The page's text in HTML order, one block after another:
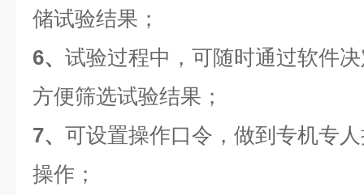
储试验结果；
6、 试验过程中，可随时通过软件
方便筛选试验结果；
7、 可设置操作口令，做到专机专
操作；